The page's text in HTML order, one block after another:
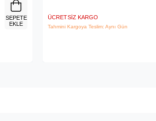
SEPETE
EKLE
ÜCRETSIZ KARGO
Tahmini Kargoya Teslim: Aynı Gün